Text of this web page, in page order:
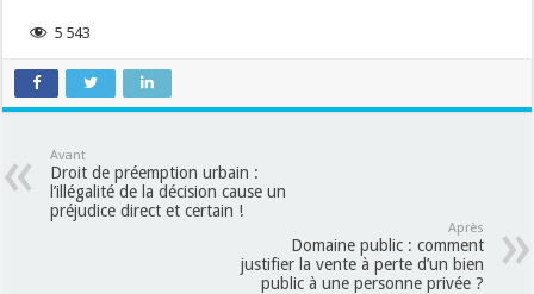
5 543
Avant
Droit de préemption urbain :
l’illégalité de la décision cause un
préjudice direct et certain !
Après
Domaine public : comment
justifier la vente à perte d’un bien
public à une personne privée ?